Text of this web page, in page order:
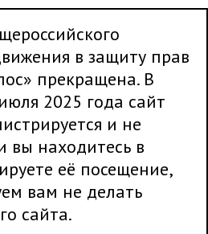
в защиту прав
прекращена. В
2025 года сайт
и не
вы находитесь в
её посещение,
вам не делать
сайта.